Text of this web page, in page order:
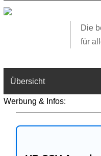
Die
für
Übersicht
Technik
Werbung & Infos: